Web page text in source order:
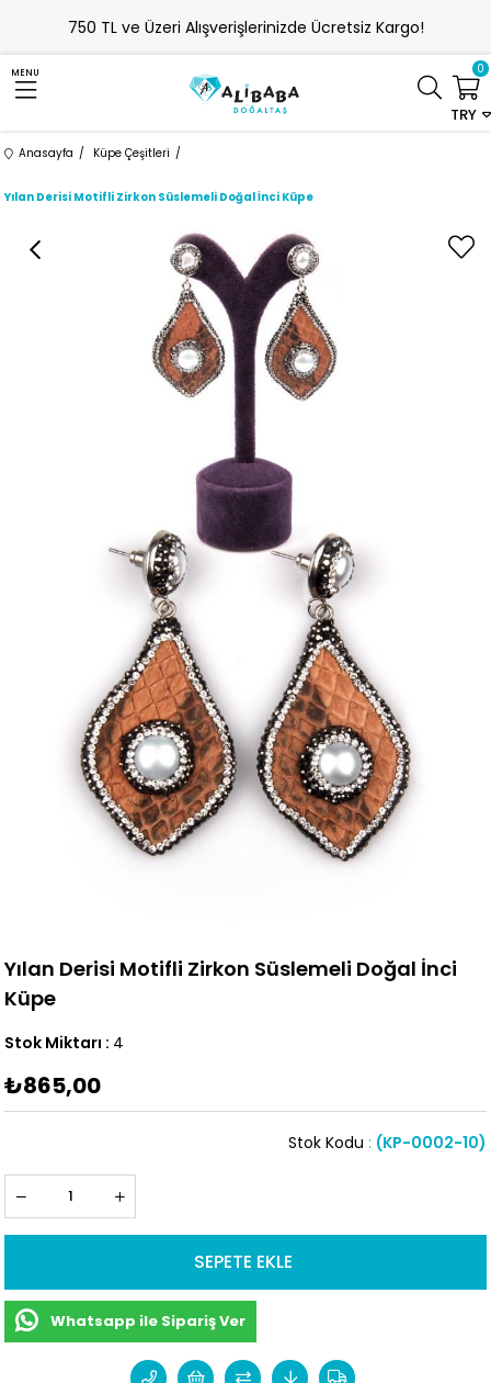
750 TL ve Üzeri Alışverişlerinizde Ücretsiz Kargo!
MENU
TRY
0
Anasayfa Küpe Çeşitleri
Yılan Derisi Motifli Zirkon Süslemeli Doğal İnci Küpe
Yılan Derisi Motifli Zirkon Süslemeli Doğal İnci
Küpe
Stok Miktarı : 4
₺865,00
(KP-0002-10)
Stok Kodu
Whatsapp ile Sipariş Ver